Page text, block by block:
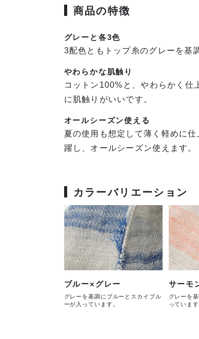
商品の特徴
グレーと各3色
3配色ともトップ糸のグレーを基
やわらかな肌触り
コットン100%と、やわらかく仕
に肌触りがいいです。
オールシーズン使える
夏の使用も想定して薄く軽めに
躍し、オールシーズン使えます。
カラーバリエーション
ブルー×グレー
グレーを基調にブルーとスカイブル
ーが入っています。
サーモ
グレーを
っています